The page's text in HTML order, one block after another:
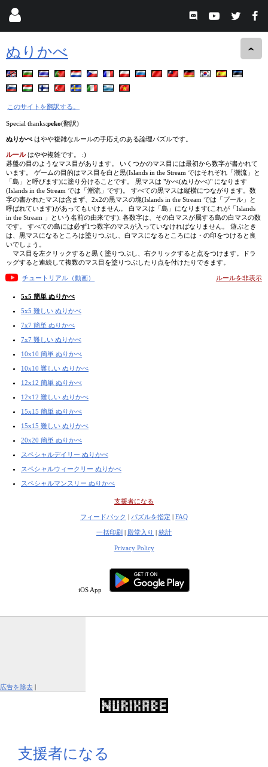
ぬりかべ
このサイトを翻訳する。
Special thanks:peko(翻訳)
ぬりかべはやや複雑なルールの手応えのある論理パズルです。
ルールはやや複雑です。 :)
碁盤の目のようなマス目があります。 いくつかのマス目には最初から数字が書かれて
います。 ゲームの目的はマス目を白と黒(Islands in the Stream ではそれぞれ「潮流」と
「島」と呼びます)に塗り分けることです。 黒マスは "かべ(ぬりかべ)" になります
(Islands in the Stream では「潮流」です)。 すべての黒マスは縦横につながります。数
字の書かれたマスは含まず、2x2の黒マスの塊(Islands in the Stream では「プール」と
呼ばれています)があってもいけません。 白マスは「島」になります(これが「Islands
in the Stream 」という名前の由来です): 各数字は、その白マスが属する島の白マスの数
です。 すべての島には必ず1つ数字のマスが入っていなければなりません。 遊ぶとき
は、黒マスになるところは塗りつぶし、白マスになるところには・の印をつけると良
いでしょう。
マス目を左クリックすると黒く塗りつぶし、右クリックすると点をつけます。ドラ
ッグすると連続して複数のマス目を塗りつぶしたり点を付けたりできます。
チュートリアル（動画） ルールを非表示
5x5 簡単 ぬりかべ
5x5 難しい ぬりかべ
7x7 簡単 ぬりかべ
7x7 難しい ぬりかべ
10x10 簡単 ぬりかべ
10x10 難しい ぬりかべ
12x12 簡単 ぬりかべ
12x12 難しい ぬりかべ
15x15 簡単 ぬりかべ
15x15 難しい ぬりかべ
20x20 簡単 ぬりかべ
スペシャルデイリー ぬりかべ
スペシャルウィークリー ぬりかべ
スペシャルマンスリー ぬりかべ
支援者になる
フィードバック | パズルを指定 | FAQ
一括印刷 | 殿堂入り | 統計
Privacy Policy
iOS App
広告を除去 |
支援者になる